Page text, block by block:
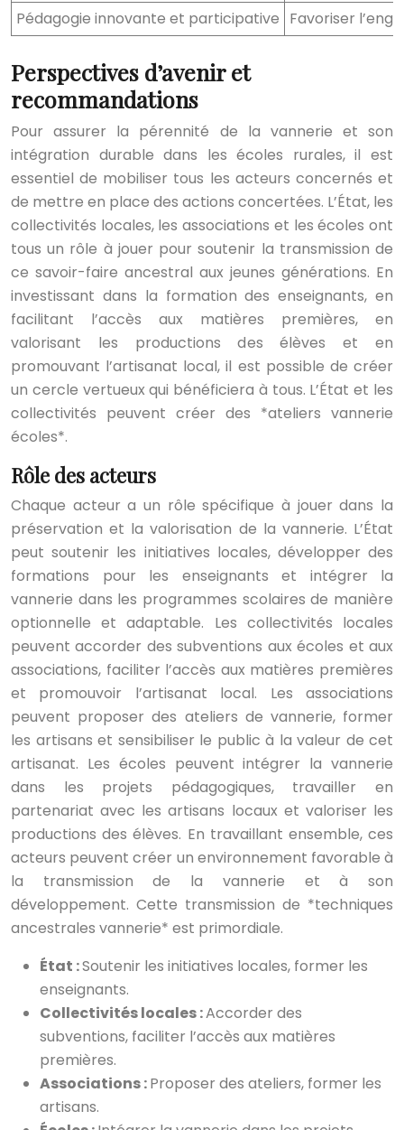
Pédagogie innovante et participative Favoriser
Perspectives d’avenir et
recommandations
Pour assurer la pérennité de la vannerie et son
intégration durable dans les écoles rurales, il est
essentiel de mobiliser tous les acteurs concernés et
de mettre en place des actions concertées. L’État, les
collectivités locales, les associations et les écoles ont
tous un rôle à jouer pour soutenir la transmission de
ce savoir-faire ancestral aux jeunes générations. En
investissant dans la formation des enseignants, en
facilitant l’accès aux matières premières, en
valorisant les productions des élèves et en
promouvant l’artisanat local, il est possible de créer
un cercle vertueux qui bénéficiera à tous. L’État et les
collectivités peuvent créer des *ateliers vannerie
écoles*.
Rôle des acteurs
Chaque acteur a un rôle spécifique à jouer dans la
préservation et la valorisation de la vannerie. L’État
peut soutenir les initiatives locales, développer des
formations pour les enseignants et intégrer la
vannerie dans les programmes scolaires de manière
optionnelle et adaptable. Les collectivités locales
peuvent accorder des subventions aux écoles et aux
associations, faciliter l’accès aux matières premières
et promouvoir l’artisanat local. Les associations
peuvent proposer des ateliers de vannerie, former
les artisans et sensibiliser le public à la valeur de cet
artisanat. Les écoles peuvent intégrer la vannerie
dans les projets pédagogiques, travailler en
partenariat avec les artisans locaux et valoriser les
productions des élèves. En travaillant ensemble, ces
acteurs peuvent créer un environnement favorable à
la transmission de la vannerie et à son
développement. Cette transmission de *techniques
ancestrales vannerie* est primordiale.
État :Soutenir les initiatives locales, former les
enseignants.
Collectivités locales :Accorder des
subventions, faciliter l’accès aux matières
premières.
Associations :Proposer des ateliers, former les
artisans.